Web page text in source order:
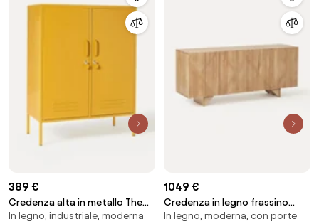
389 €
Credenza alta in metallo The
Midi
In legno, industriale, moderna
1049 €
Credenza in legno frassino
Louis
In legno, moderna, con porte